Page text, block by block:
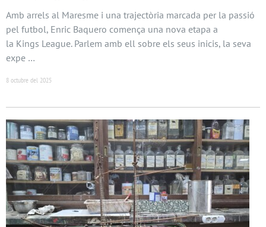
Amb arrels al Maresme i una trajectòria marcada per la passió
pel futbol, Enric Baquero comença una nova etapa a
la Kings League. Parlem amb ell sobre els seus inicis, la seva
expe …
8 octubre del 2025